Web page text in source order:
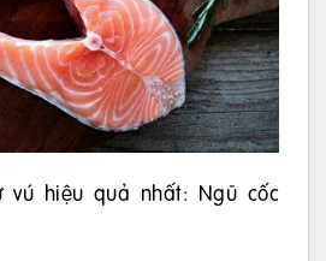
vú hiệu quả nhất: Ngũ cốc